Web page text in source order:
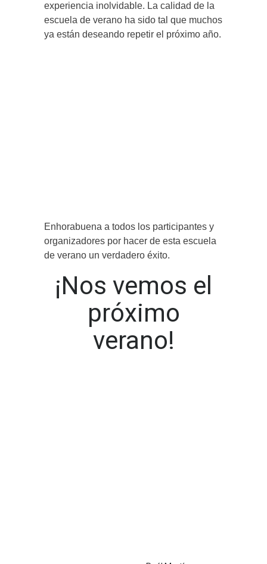
experiencia inolvidable. La calidad de la
escuela de verano ha sido tal que muchos
ya están deseando repetir el próximo año.
Enhorabuena a todos los participantes y
organizadores por hacer de esta escuela
de verano un verdadero éxito.
¡Nos vemos el
próximo
verano!